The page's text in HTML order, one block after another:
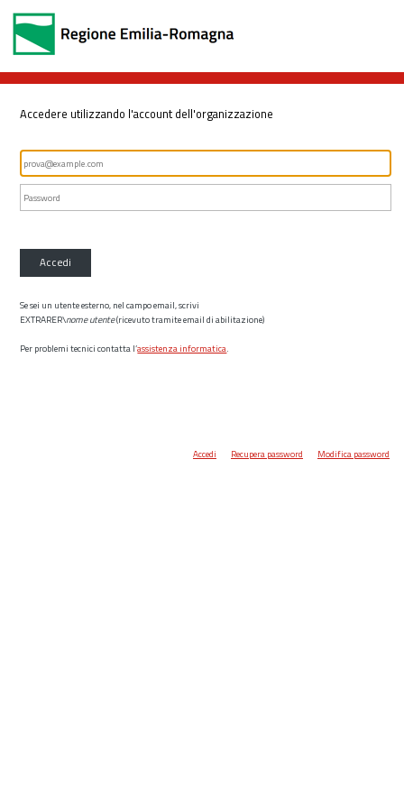
Accedere utilizzando l'account dell'organizzazione
Accedi
Se sei un utente esterno, nel campo email, scrivi
EXTRARER\nome utente(ricevuto tramite email di abilitazione)
Per problemi tecnici contatta l’assistenza informatica.
Accedi Recupera password Modifica password